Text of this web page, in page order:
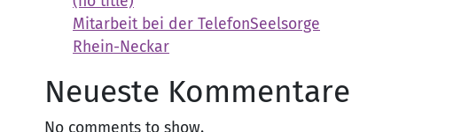
Mitarbeit bei der TelefonSeelsorge
Rhein-Neckar
Neueste Kommentare
No comments to show.